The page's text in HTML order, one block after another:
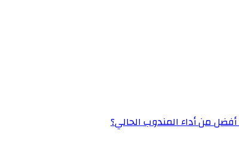
أفضل من أداء المندوب الحالي؟